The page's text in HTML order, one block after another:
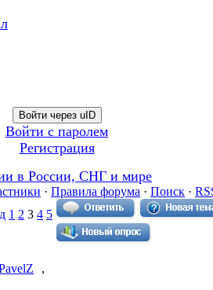
Войти через uID
Войти с паролем
Регистрация
в России, СНГ и мире
· Правила форума · Поиск ·
1 2 3 4 5
,